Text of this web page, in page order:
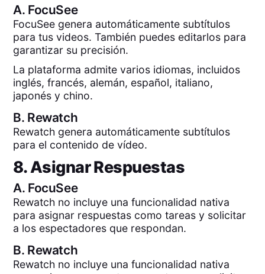
A. FocuSee
FocuSee genera automáticamente subtítulos
para tus videos. También puedes editarlos para
garantizar su precisión.
La plataforma admite varios idiomas, incluidos
inglés, francés, alemán, español, italiano,
japonés y chino.
B. Rewatch
Rewatch genera automáticamente subtítulos
para el contenido de vídeo.
8. Asignar Respuestas
A. FocuSee
Rewatch no incluye una funcionalidad nativa
para asignar respuestas como tareas y solicitar
a los espectadores que respondan.
B. Rewatch
Rewatch no incluye una funcionalidad nativa